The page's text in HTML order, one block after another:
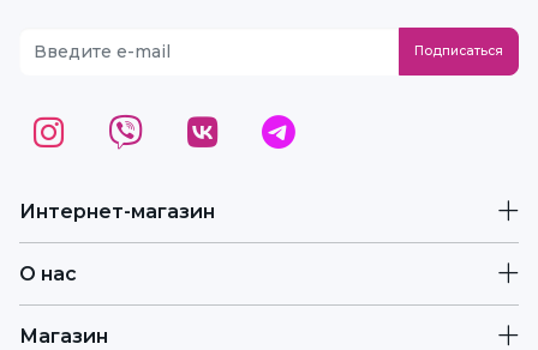
Интернет-магазин
О нас
Магазин